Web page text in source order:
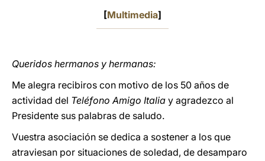
[Multimedia]
Queridos hermanos y hermanas:
Me alegra recibiros con motivo de los 50 años de
actividad del Teléfono Amigo Italia y agradezco al
Presidente sus palabras de saludo.
Vuestra asociación se dedica a sostener a los que
atraviesan por situaciones de soledad, de desamparo